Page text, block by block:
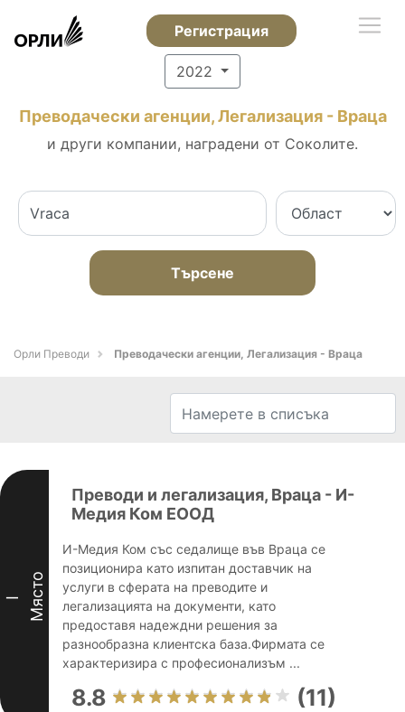
Регистрация
2022
Преводачески агенции, Легализация - Враца
и други компании, наградени от Соколите.
Търсене
Орли Преводи Преводачески агенции, Легализация - Враца
I Място
Преводи и легализация, Враца - И-
Медия Ком ЕООД
И-Медия Ком със седалище във Враца се
позиционира като изпитан доставчик на
услуги в сферата на преводите и
легализацията на документи, като
предоставя надеждни решения за
разнообразна клиентска база.Фирмата се
характеризира с професионализъм ...
8.8 (11)